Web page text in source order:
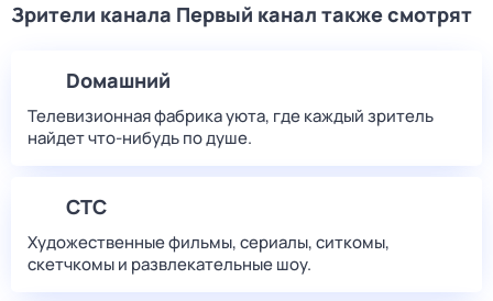
Зрители канала Первый канал также смотрят
Dомашний
Телевизионная фабрика уюта, где каждый зритель
найдет что‑нибудь по душе.
СТС
Художественные фильмы, сериалы, ситкомы,
скетчкомы и развлекательные шоу.